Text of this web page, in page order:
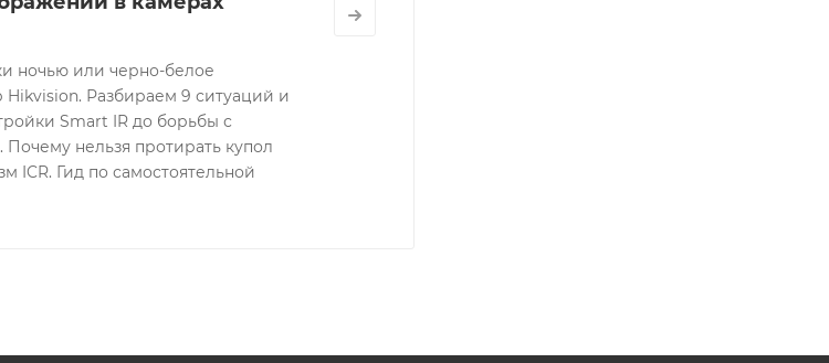
ночью или черно-белое
Разбираем 9 ситуаций и
Smart IR до борьбы с
нельзя протирать купол
ICR. Гид по самостоятельной